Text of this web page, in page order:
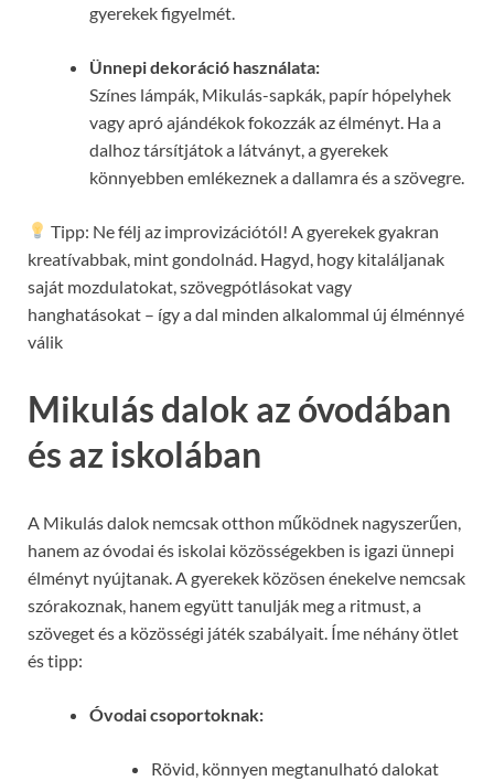
gyerekek figyelmét.
Ünnepi dekoráció használata:
Színes lámpák, Mikulás-sapkák, papír hópelyhek
vagy apró ajándékok fokozzák az élményt. Ha a
dalhoz társítjátok a látványt, a gyerekek
könnyebben emlékeznek a dallamra és a szövegre.
Tipp: Ne félj az improvizációtól! A gyerekek gyakran
kreatívabbak, mint gondolnád. Hagyd, hogy kitaláljanak
saját mozdulatokat, szövegpótlásokat vagy
hanghatásokat – így a dal minden alkalommal új élménnyé
válik
Mikulás dalok az óvodában
és az iskolában
A Mikulás dalok nemcsak otthon működnek nagyszerűen,
hanem az óvodai és iskolai közösségekben is igazi ünnepi
élményt nyújtanak. A gyerekek közösen énekelve nemcsak
szórakoznak, hanem együtt tanulják meg a ritmust, a
szöveget és a közösségi játék szabályait. Íme néhány ötlet
és tipp:
Óvodai csoportoknak:
Rövid, könnyen megtanulható dalokat